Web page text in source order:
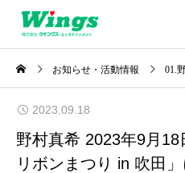
お知らせ・活動情報 01.
2023.09.18
野村真希 2023年9月
リボンまつり in 吹田